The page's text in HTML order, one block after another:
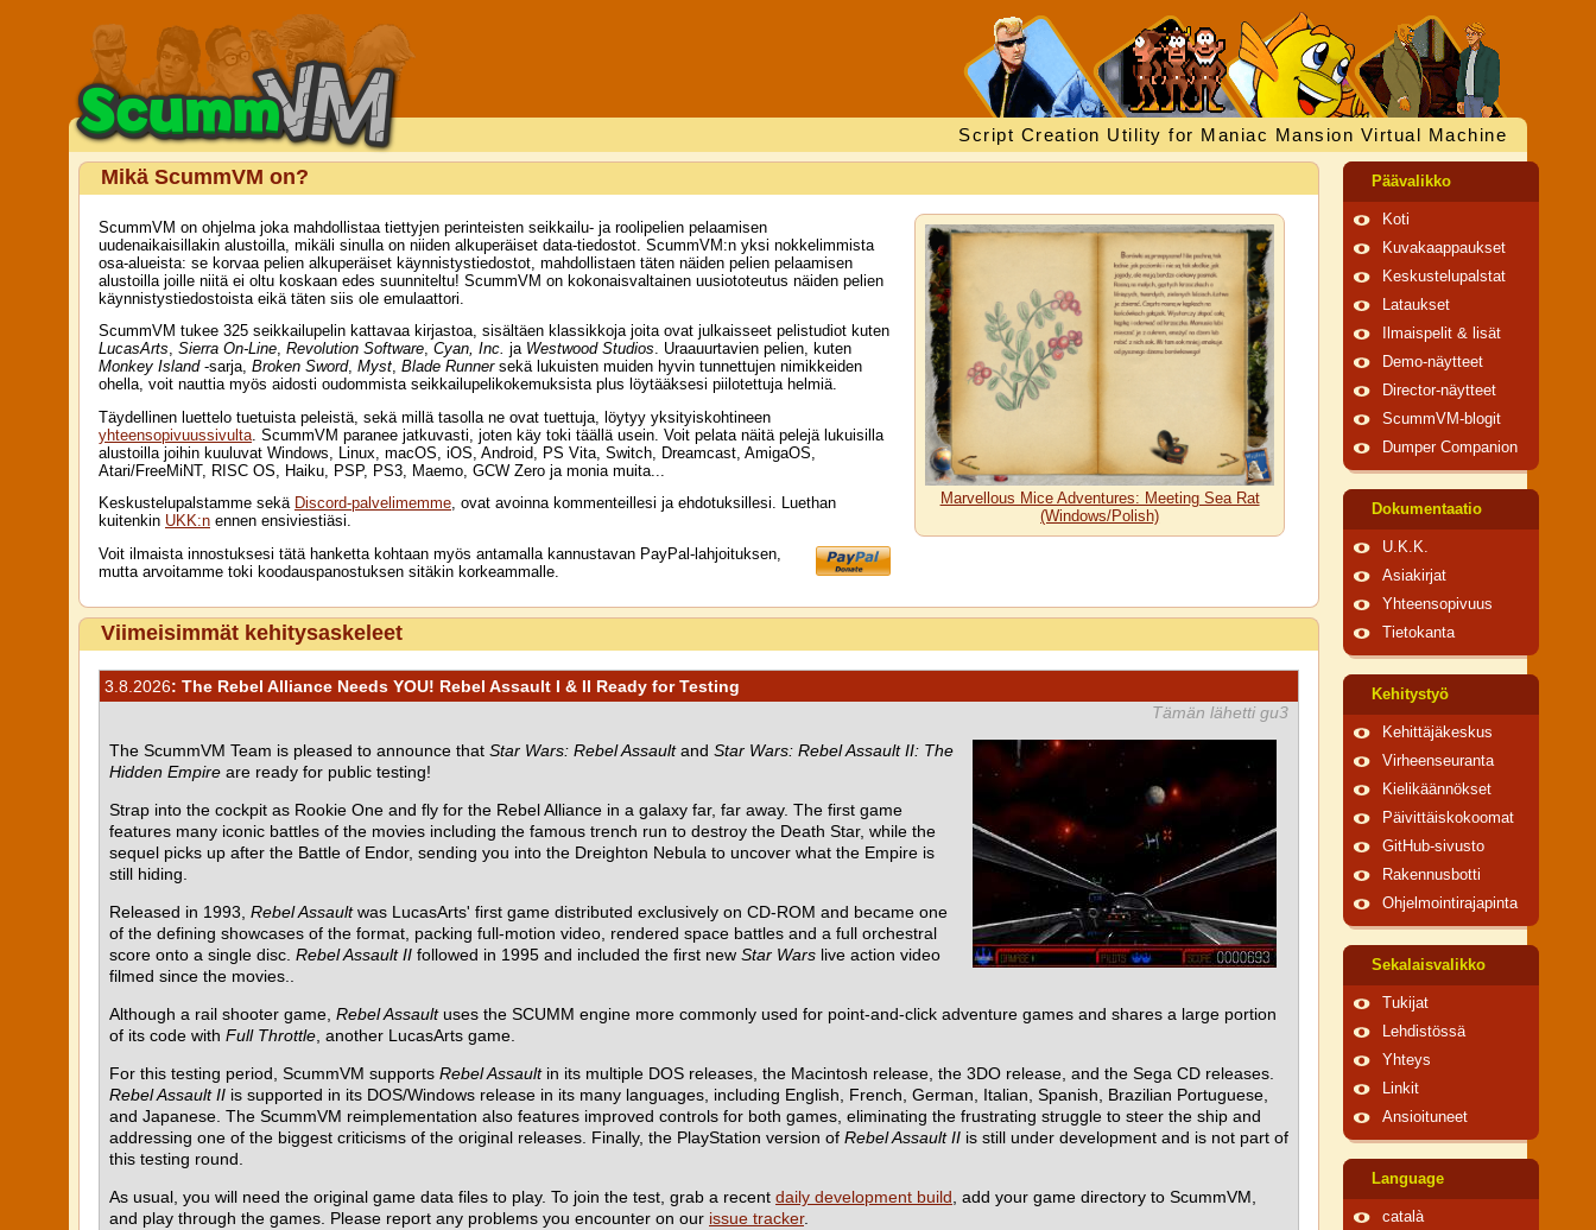
Script Creation Utility for Maniac Mansion Virtual Machine
Mikä ScummVM on?
ScummVM on ohjelma joka mahdollistaa tiettyjen perinteisten seikkailu- ja roolipelien pelaamisen
uudenaikaisillakin alustoilla, mikäli sinulla on niiden alkuperäiset data-tiedostot. ScummVM:n yksi nokkelimmista
osa-alueista: se korvaa pelien alkuperäiset käynnistystiedostot, mahdollistaen täten näiden pelien pelaamisen
alustoilla joille niitä ei oltu koskaan edes suunniteltu! ScummVM on kokonaisvaltainen uusiototeutus näiden pelien
käynnistystiedostoista eikä täten siis ole emulaattori.
ScummVM tukee 325 seikkailupelin kattavaa kirjastoa, sisältäen klassikkoja joita ovat julkaisseet pelistudiot kuten
LucasArts, Sierra On-Line, Revolution Software, Cyan, Inc. ja Westwood Studios. Uraauurtavien pelien, kuten
Monkey Island-sarja, Broken Sword, Myst, Blade Runnersekä lukuisten muiden hyvin tunnettujen nimikkeiden
ohella, voit nauttia myös aidosti oudommista seikkailupelikokemuksista plus löytääksesi piilotettuja helmiä.
Täydellinen luettelo tuetuista peleistä, sekä millä tasolla ne ovat tuettuja, löytyy yksityiskohtineen
yhteensopivuussivulta . ScummVM paranee jatkuvasti, joten käy toki täällä usein. Voit pelata näitä pelejä lukuisilla
alustoilla joihin kuuluvat Windows, Linux, macOS, iOS, Android, PS Vita, Switch, Dreamcast, AmigaOS,
Atari/FreeMiNT, RISC OS, Haiku, PSP, PS3, Maemo, GCW Zero ja monia muita...
Keskustelupalstamme sekä Discord-palvelimemme, ovat avoinna kommenteillesi ja ehdotuksillesi. Luethan
kuitenkin UKK:n ennen ensiviestiäsi.
Voit ilmaista innostuksesi tätä hanketta kohtaan myös antamalla kannustavan PayPal-lahjoituksen,
mutta arvoitamme toki koodauspanostuksen sitäkin korkeammalle.
Marvellous Mice Adventures: Meeting Sea Rat
(Windows/Polish)
Viimeisimmät kehitysaskeleet
3.8.2026: The Rebel Alliance Needs YOU! Rebel Assault I & II Ready for Testing
Tämän lähetti gu3
The ScummVM Team is pleased to announce that Star Wars: Rebel Assaultand Star Wars: Rebel Assault II: The
Hidden Empire are ready for public testing!
Strap into the cockpit as Rookie One and fly for the Rebel Alliance in a galaxy far, far away. The first game
features many iconic battles of the movies including the famous trench run to destroy the Death Star, while the
sequel picks up after the Battle of Endor, sending you into the Dreighton Nebula to uncover what the Empire is
still hiding.
Released in 1993, Rebel Assaultwas LucasArts' first game distributed exclusively on CD-ROM and became one
of the defining showcases of the format, packing full-motion video, rendered space battles and a full orchestral
score onto a single disc. Rebel Assault II followed in 1995 and included the first new Star Wars live action video
filmed since the movies..
Although a rail shooter game, Rebel Assaultuses the SCUMM engine more commonly used for point-and-click adventure games and shares a large portion
of its code with Full Throttle , another LucasArts game.
For this testing period, ScummVM supports Rebel Assaultin its multiple DOS releases, the Macintosh release, the 3DO release, and the Sega CD releases.
Rebel Assault II is supported in its DOS/Windows release in its many languages, including English, French, German, Italian, Spanish, Brazilian Portuguese,
and Japanese. The ScummVM reimplementation also features improved controls for both games, eliminating the frustrating struggle to steer the ship and
addressing one of the biggest criticisms of the original releases. Finally, the PlayStation version of Rebel Assault II is still under development and is not part of
this testing round.
As usual, you will need the original game data files to play. To join the test, grab a recent daily development build , add your game directory to ScummVM,
and play through the games. Please report any problems you encounter on our issue tracker.
Päävalikko
Koti
Kuvakaappaukset
Keskustelupalstat
Lataukset
Ilmaispelit & lisät
Demo-näytteet
Director-näytteet
ScummVM-blogit
Dumper Companion
Dokumentaatio
U.K.K.
Asiakirjat
Yhteensopivuus
Tietokanta
Kehitystyö
Kehittäjäkeskus
Virheenseuranta
Kielikäännökset
Päivittäiskokoomat
GitHub-sivusto
Rakennusbotti
Ohjelmointirajapinta
Sekalaisvalikko
Tukijat
Lehdistössä
Yhteys
Linkit
Ansioituneet
Language
català